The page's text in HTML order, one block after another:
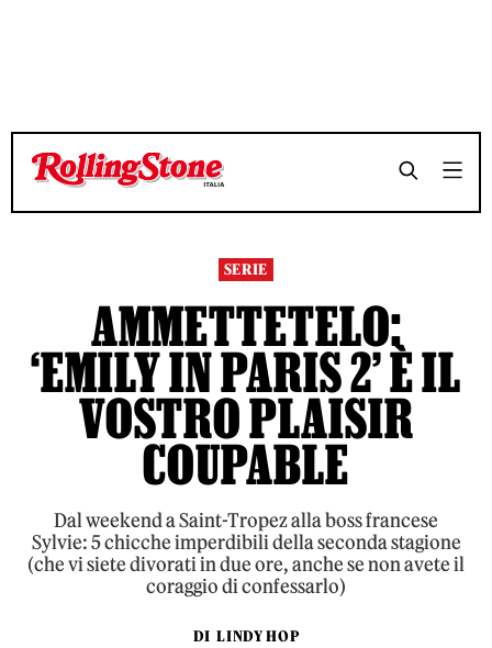
TEMPO DI LETTURA 7 MINUTI SHARE
TEMPO DI LETTURA 7 MINUTI SHARE
SERIE
AMMETTETELO:
‘EMILY IN PARIS 2’ È IL
VOSTRO PLAISIR
COUPABLE
Dal weekend a Saint-Tropez alla boss francese
Sylvie: 5 chicche imperdibili della seconda stagione
(che vi siete divorati in due ore, anche se non avete il
coraggio di confessarlo)
DI LINDY HOP